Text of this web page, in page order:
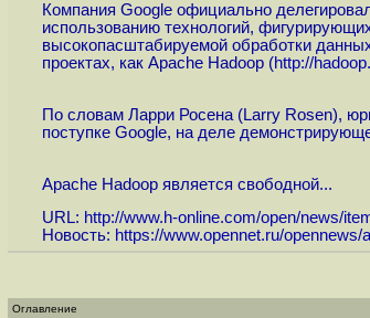
Компания Google официально
использованию технологий,
высокопасштабируемой обработки
проектах, как Apache Hadoop (http://
По словам Ларри Росена (Larry Rosen),
поступке Google, на деле
Apache Hadoop является свободной...
URL: http://www.h-online.com/open/news/
Новость: https://www.opennet.ru/
Оглавление